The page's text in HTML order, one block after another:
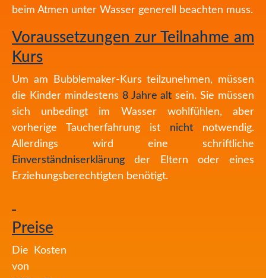
beim Atmen unter Wasser generell beachten muss.
Voraussetzungen zur Teilnahme am
Kurs
Um am Bubblemaker-Kurs teilzunehmen, müssen
die Kinder mindestens 8 Jahre alt sein. Sie müssen
sich unbedingt im Wasser wohlfühlen, aber
vorherige Taucherfahrung ist nicht notwendig.
Allerdings wird eine schriftliche
Einverständniserklärung der Eltern oder eines
Erziehungsberechtigten benötigt.
Preise
Die Kosten
von